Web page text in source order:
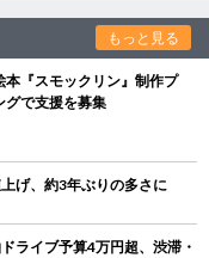
もっと見る
『スモックリン』制作プ
で支援を募集
げ、約3年ぶりの多さに
ライブ予算4万円超、渋滞・